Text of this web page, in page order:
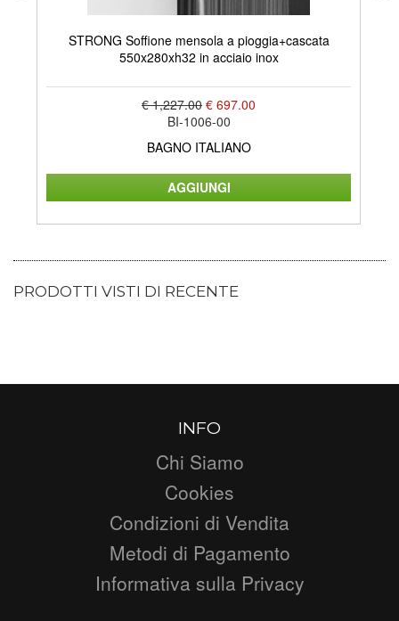
STRONG Soffione mensola a pioggia+cascata
550x280xh32 in acciaio inox
€ 1,227.00 € 697.00
BI-1006-00
BAGNO ITALIANO
PRODOTTI VISTI DI RECENTE
INFO
Chi Siamo
Cookies
Condizioni di Vendita
Metodi di Pagamento
Informativa sulla Privacy